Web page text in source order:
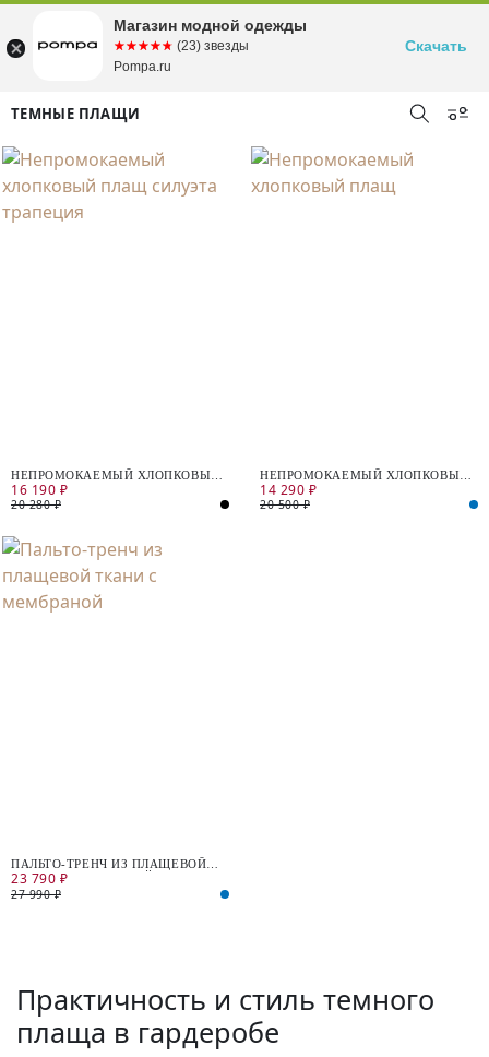
ТЕМНЫЕ ПЛАЩИ
НЕПРОМОКАЕМЫЙ ХЛОПКОВЫЙ
ПЛАЩ СИЛУЭТА ТРАПЕЦИЯ
16 190 ₽
20 280 ₽
НЕПРОМОКАЕМЫЙ ХЛОПКОВЫЙ
ПЛАЩ
14 290 ₽
20 500 ₽
ПАЛЬТО-ТРЕНЧ ИЗ ПЛАЩЕВОЙ
ТКАНИ С МЕМБРАНОЙ
23 790 ₽
27 990 ₽
Практичность и стиль темного
плаща в гардеробе
Магазин модной одежды
☆☆☆☆☆
★★★★★ (23) звезды
Pompa.ru
Скачать